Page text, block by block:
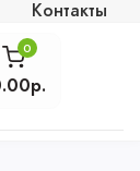
Контакты
0